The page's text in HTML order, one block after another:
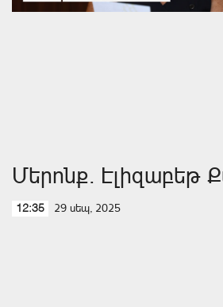
Մերոնք. Էլիզաբեթ
12:35 29 սեպ, 2025